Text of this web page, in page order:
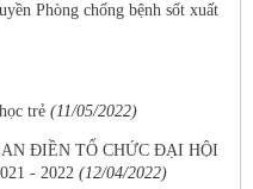
Phòng chống bệnh sốt xuất
trẻ (11/05/2022)
ĐIỀN TỔ CHỨC ĐẠI HỘI
- 2022 (12/04/2022)